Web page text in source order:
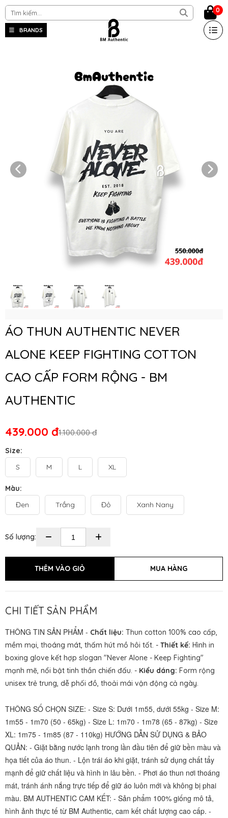
BRANDS
0
ÁO THUN AUTHENTIC NEVER
ALONE KEEP FIGHTING COTTON
CAO CẤP FORM RỘNG - BM
AUTHENTIC
1.100.000 đ
439.000 đ
Size:
S
M L XL
Màu:
Đen
Trắng Đỏ Xanh Nany
Số lượng:
CHI TIẾT SẢN PHẨM
THÔNG TIN SẢN PHẨM - Chất liệu: Thun cotton 100% cao cấp,
mềm mại, thoáng mát, thấm hút mồ hôi tốt. - Thiết kế: Hình in
boxing glove kết hợp slogan "Never Alone - Keep Fighting"
mạnh mẽ, nổi bật tinh thần chiến đấu. - Kiểu dáng: Form rộng
unisex trẻ trung, dễ phối đồ, thoải mái vận động cả ngày.
THÔNG SỐ CHỌN SIZE: - Size S: Dưới 1m55, dưới 55kg - Size M:
1m55 - 1m70 (50 - 65kg) - Size L: 1m70 - 1m78 (65 - 87kg) - Size
XL: 1m75 - 1m85 (87 - 110kg) HƯỚNG DẪN SỬ DỤNG & BẢO
QUẢN: - Giặt bằng nước lạnh trong lần đầu tiên để giữ bền màu và
họa tiết của áo thun. - Lộn trái áo khi giặt, tránh sử dụng chất tẩy
mạnh để giữ chất liệu và hình in lâu bền. - Phơi áo thun nơi thoáng
mát, tránh ánh nắng trực tiếp để giữ áo luôn mới và không bị phai
màu. BM AUTHENTIC CAM KẾT: - Sản phẩm 100% giống mô tả,
hình ảnh thực tế từ BM Authentic, cam kết chất lượng cao cấp. -